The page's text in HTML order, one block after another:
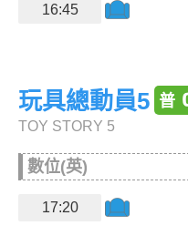
16:45
玩具總動員5
TOY STORY 5
數位(英)
17:20